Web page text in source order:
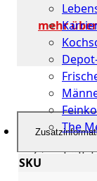
The
mehr
SKU